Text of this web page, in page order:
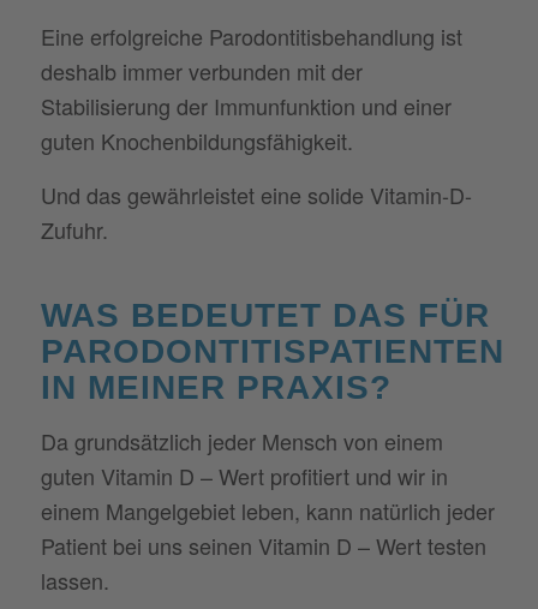
Eine erfolgreiche Parodontitisbehandlung ist
deshalb immer verbunden mit der
Stabilisierung der Immunfunktion und einer
guten Knochenbildungsfähigkeit.
Und das gewährleistet eine solide Vitamin-D-
Zufuhr.
WAS BEDEUTET DAS FÜR
PARODONTITISPATIENTEN
IN MEINER PRAXIS?
Da grundsätzlich jeder Mensch von einem
guten Vitamin D – Wert profitiert und wir in
einem Mangelgebiet leben, kann natürlich jeder
Patient bei uns seinen Vitamin D – Wert testen
lassen.